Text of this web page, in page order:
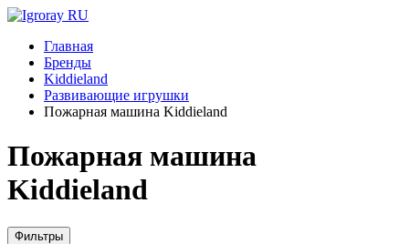
Главная
Бренды
Kiddieland
Развивающие игрушки
Пожарная машина Kiddieland
Пожарная машина
Kiddieland
Фильтры